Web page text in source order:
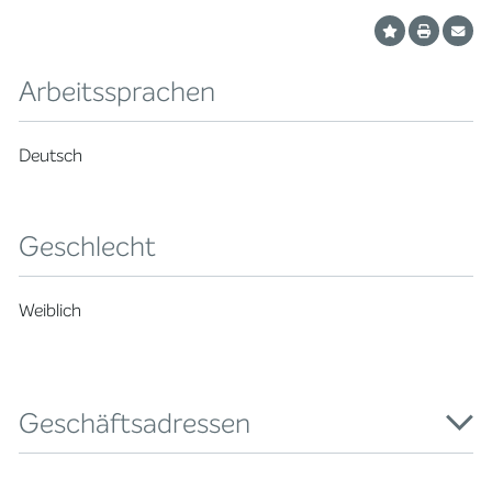
Arbeitssprachen
Deutsch
Geschlecht
Weiblich
Geschäftsadressen